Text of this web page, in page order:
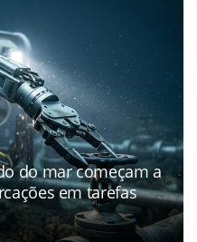
do mar começam a
em tarefas